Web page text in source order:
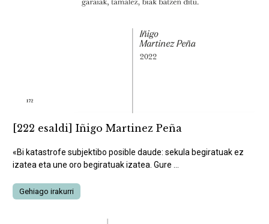
[222 esaldi] Iñigo Martinez Peña
«Bi katastrofe subjektibo posible daude: sekula begiratuak ez
izatea eta une oro begiratuak izatea. Gure ...
Gehiago irakurri